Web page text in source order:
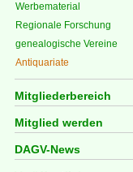
Werbematerial
Regionale Forschung
genealogische Vereine
Antiquariate
Mitgliederbereich
Mitglied werden
DAGV-News